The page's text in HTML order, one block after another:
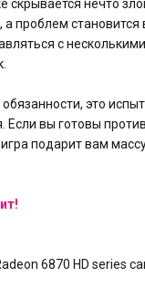
скрывается нечто
проблем
с
это
вы готовы
подарит вам
6870 HD series